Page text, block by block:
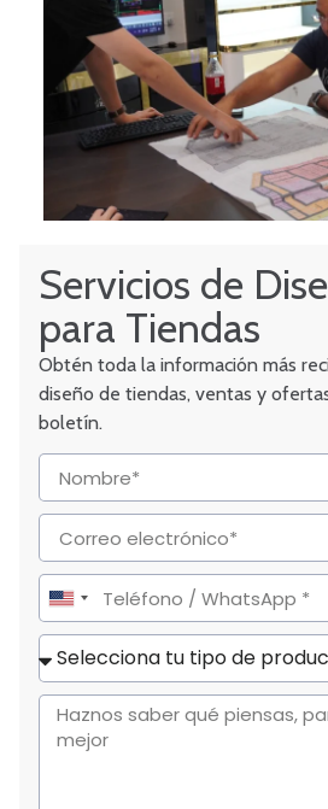
Servicios de
para Tiendas
Obtén toda la información más
diseño de tiendas, ventas y
boletín.
United
States
+1